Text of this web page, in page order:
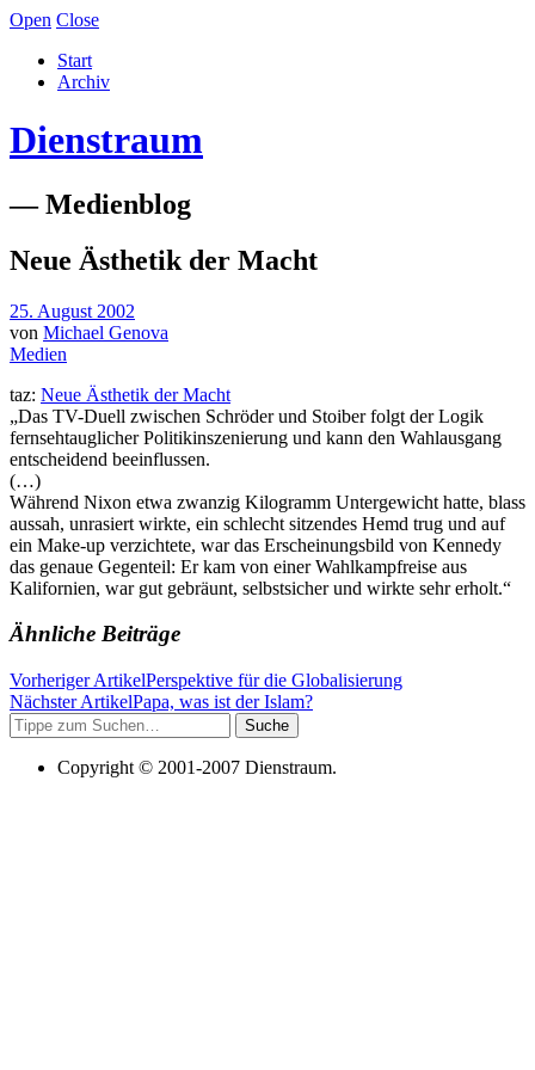
Open Close
Start
Archiv
Dienstraum
— Medienblog
Neue Ästhetik der Macht
25. August 2002
von Michael Genova
Medien
taz: Neue Ästhetik der Macht
„Das TV-Duell zwischen Schröder und Stoiber folgt der Logik
fernsehtauglicher Politikinszenierung und kann den Wahlausgang
entscheidend beeinflussen.
(…)
Während Nixon etwa zwanzig Kilogramm Untergewicht hatte, blass
aussah, unrasiert wirkte, ein schlecht sitzendes Hemd trug und auf
ein Make-up verzichtete, war das Erscheinungsbild von Kennedy
das genaue Gegenteil: Er kam von einer Wahlkampfreise aus
Kalifornien, war gut gebräunt, selbstsicher und wirkte sehr erholt.“
Ähnliche Beiträge
Vorheriger ArtikelPerspektive für die Globalisierung
Nächster ArtikelPapa, was ist der Islam?
Suche
Copyright © 2001-2007 Dienstraum.